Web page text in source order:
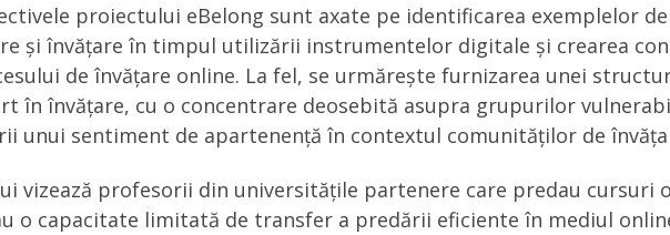
proiectului eBelong sunt axate pe identificarea exemplelor
și învățare în timpul utilizării instrumentelor digitale și crearea
de învățare online. La fel, se urmărește furnizarea unei
în învățare, cu o concentrare deosebită asupra grupurilor
unui sentiment de apartenență în contextul comunităților de
vizează profesorii din universitățile partenere care predau cursuri
o capacitate limitată de transfer a predării eficiente în mediul